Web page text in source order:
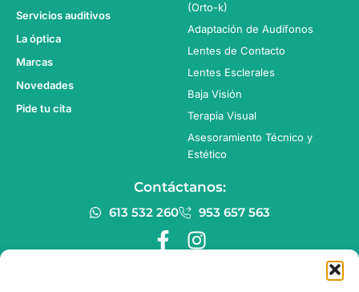
Servicios auditivos
La óptica
Marcas
Novedades
Pide tu cita
(Orto-k)
Adaptación de Audífonos
Lentes de Contacto
Lentes Esclerales
Baja Visión
Terapia Visual
Asesoramiento Técnico y
Estético
Contáctanos:
613 532 260 953 657 563
F
I